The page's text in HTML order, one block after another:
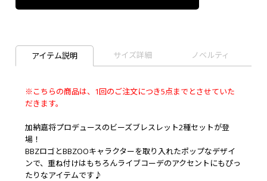
アイテム説明 サイズ詳細 ノベルティ
※こちらの商品は、1回のご注文につき5点までとさせていた
だきます。
加納嘉将プロデュースのビーズブレスレット2種セットが登
場！
BBZロゴとBBZOOキャラクターを取り入れたポップなデザイ
ンで、重ね付けはもちろんライブコーデのアクセントにもぴっ
たりなアイテムです♪